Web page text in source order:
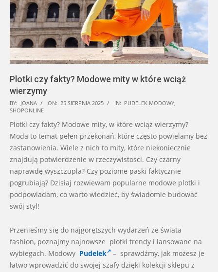
Plotki czy fakty? Modowe mity w które wciąż
wierzymy
2025-
08-
25
BY: JOANA ON: 25 SIERPNIA 2025 IN: PUDELEK MODOWY
SHOPONLINE
Plotki czy fakty? Modowe mity, w które wciąż wierzymy?
Moda to temat pełen przekonań, które często powielamy bez
zastanowienia. Wiele z nich to mity, które niekoniecznie
znajdują potwierdzenie w rzeczywistości. Czy czarny
naprawdę wyszczupla? Czy poziome paski faktycznie
pogrubiają? Dzisiaj rozwiewam popularne modowe plotki i
podpowiadam, co warto wiedzieć, by świadomie budować
swój styl!
Przenieśmy się do najgorętszych wydarzeń ze świata
fashion, poznajmy najnowsze plotki trendy i lansowane na
wybiegach. Modowy Pudelek
– sprawdźmy, jak możesz je
łatwo wprowadzić do swojej szafy dzięki kolekcji sklepu z